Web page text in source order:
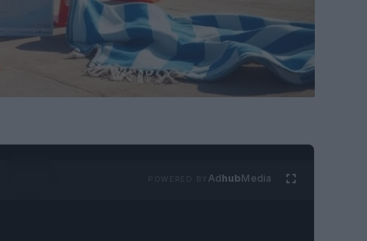
AdhubMedia